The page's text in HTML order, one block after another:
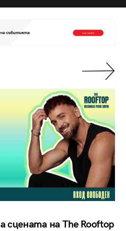
сцената на The Rooftop